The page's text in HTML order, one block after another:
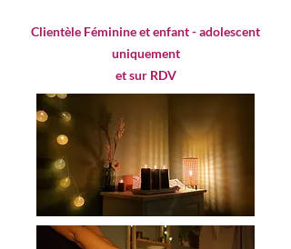
Clientèle Féminine et enfant - adolescent
uniquement
et sur RDV